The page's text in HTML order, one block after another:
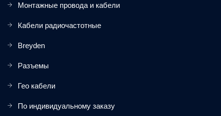
Монтажные провода и кабели
Кабели радиочастотные
Breyden
Разъемы
Гео кабели
По индивидуальному заказу